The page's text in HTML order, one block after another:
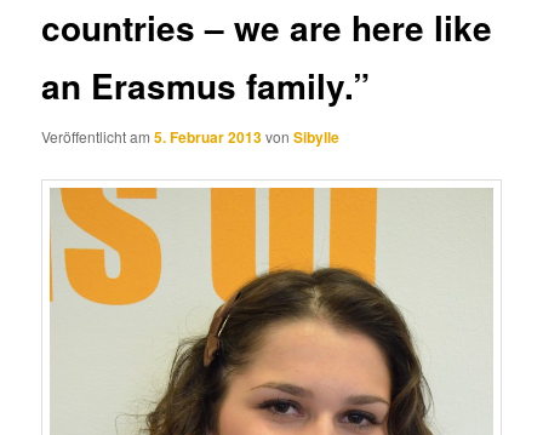
countries – we are here like
an Erasmus family.”
Veröffentlicht am5. Februar 2013vonSibylle